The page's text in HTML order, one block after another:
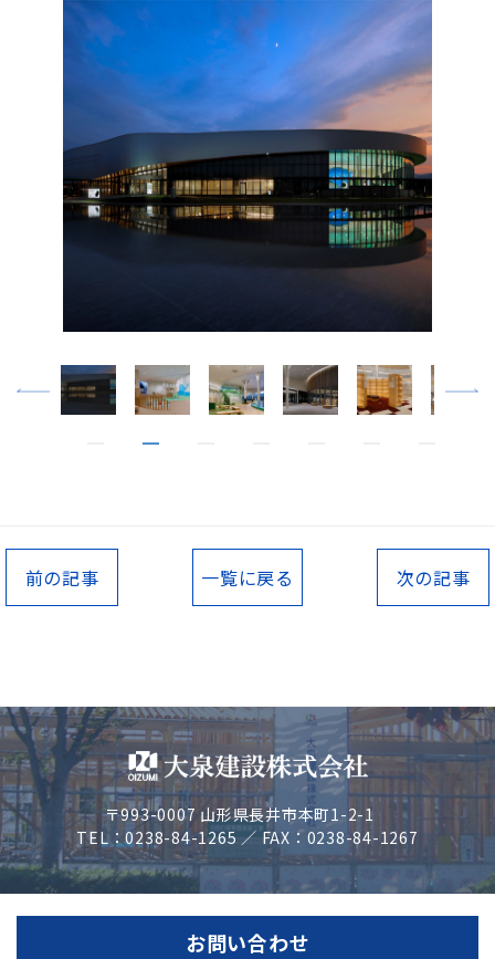
前の記事 一覧に戻る 次の記事
〒993-0007 山形県長井市本町1-2-1
TEL：0238-84-1265 ／ FAX：0238-84-1267
お問い合わせ